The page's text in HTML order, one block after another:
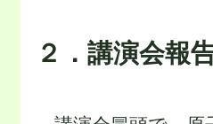
２．講演会報